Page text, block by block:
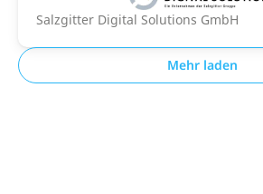
Salzgitter Digital Solutions GmbH
Mehr laden